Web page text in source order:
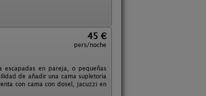
45 €
pers/noche
en pareja, o pequeñas
de añadir una cama supletoria
con cama con dosel, jacuzzi en